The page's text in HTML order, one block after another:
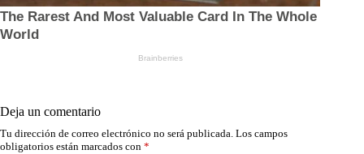
Deja un comentario
Tu dirección de correo electrónico no será publicada. Los campos
obligatorios están marcados con *